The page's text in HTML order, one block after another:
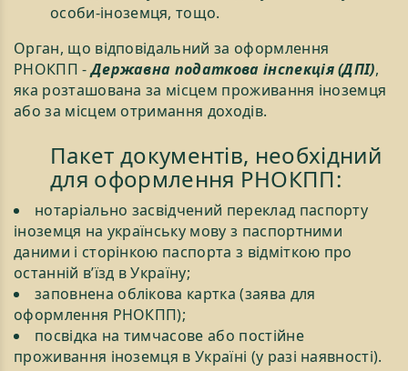
особи-іноземця, тощо.
Орган, що відповідальний за оформлення
РНОКПП -Державна податкова інспекція (ДПІ),
яка розташована за місцем проживання іноземця
або за місцем отримання доходів.
Пакет документів, необхідний
для оформлення РНОКПП:
нотаріально засвідчений переклад паспорту
іноземця на українську мову з паспортними
даними і сторінкою паспорта з відміткою про
останній в’їзд в Україну;
заповнена облікова картка (заява для
оформлення РНОКПП);
посвідка на тимчасове або постійне
проживання іноземця в Україні (у разі наявності).